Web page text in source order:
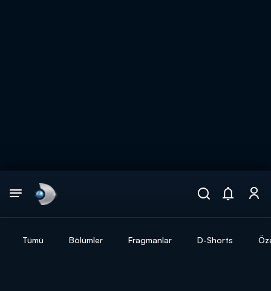
Tümü Bölümler Fragmanlar D-Shorts